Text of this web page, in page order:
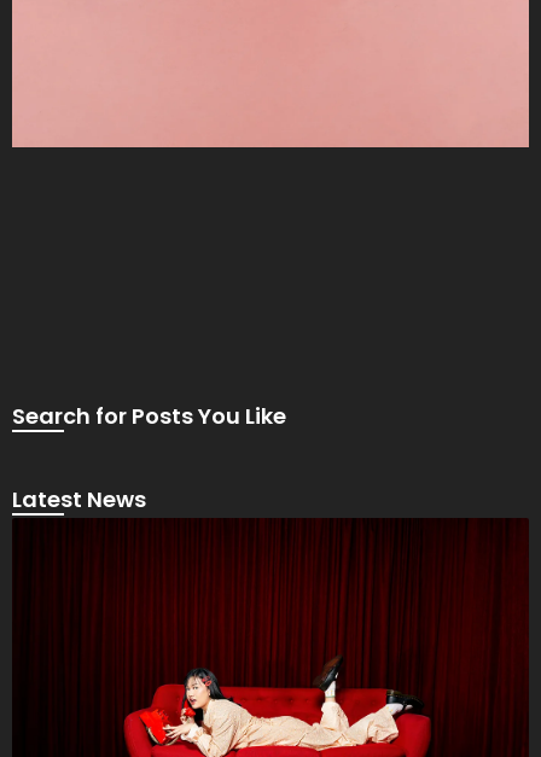
Search for Posts You Like
Latest News